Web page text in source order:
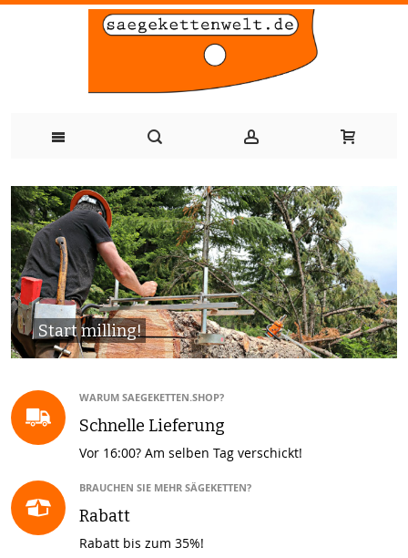
Inhalt
springen
Start milling!
WARUM SAEGEKETTEN.SHOP?
Schnelle Lieferung
Vor 16:00? Am selben Tag verschickt!
BRAUCHEN SIE MEHR SÄGEKETTEN?
Rabatt
Rabatt bis zum 35%!